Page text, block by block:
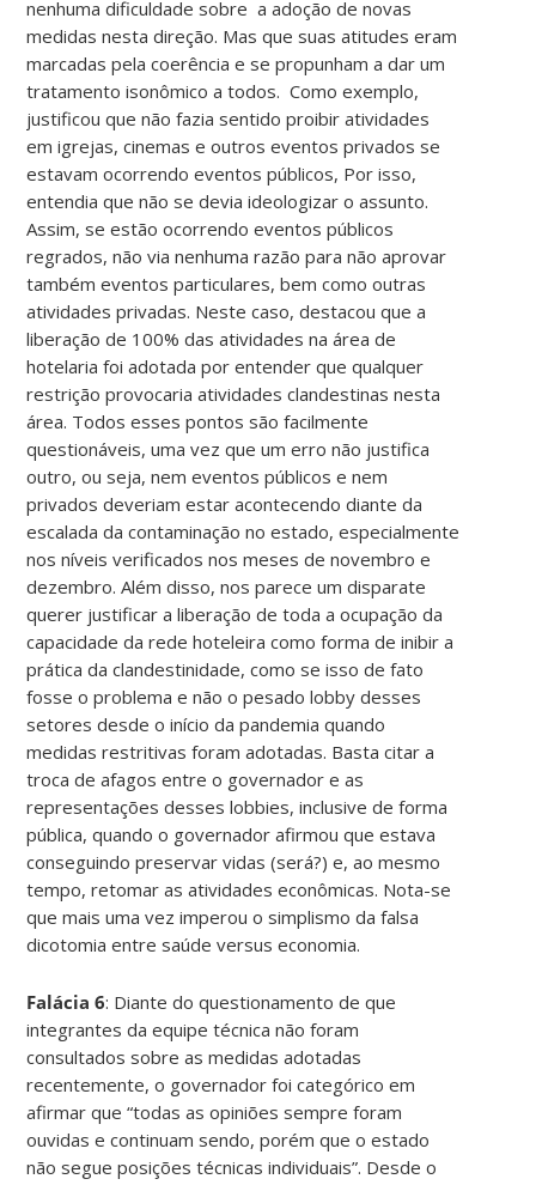
nenhuma dificuldade sobre a adoção de novas
medidas nesta direção. Mas que suas atitudes eram
marcadas pela coerência e se propunham a dar um
tratamento isonômico a todos. Como exemplo,
justificou que não fazia sentido proibir atividades
em igrejas, cinemas e outros eventos privados se
estavam ocorrendo eventos públicos, Por isso,
entendia que não se devia ideologizar o assunto.
Assim, se estão ocorrendo eventos públicos
regrados, não via nenhuma razão para não aprovar
também eventos particulares, bem como outras
atividades privadas. Neste caso, destacou que a
liberação de 100% das atividades na área de
hotelaria foi adotada por entender que qualquer
restrição provocaria atividades clandestinas nesta
área. Todos esses pontos são facilmente
questionáveis, uma vez que um erro não justifica
outro, ou seja, nem eventos públicos e nem
privados deveriam estar acontecendo diante da
escalada da contaminação no estado, especialmente
nos níveis verificados nos meses de novembro e
dezembro. Além disso, nos parece um disparate
querer justificar a liberação de toda a ocupação da
capacidade da rede hoteleira como forma de inibir a
prática da clandestinidade, como se isso de fato
fosse o problema e não o pesado lobby desses
setores desde o início da pandemia quando
medidas restritivas foram adotadas. Basta citar a
troca de afagos entre o governador e as
representações desses lobbies, inclusive de forma
pública, quando o governador afirmou que estava
conseguindo preservar vidas (será?) e, ao mesmo
tempo, retomar as atividades econômicas. Nota-se
que mais uma vez imperou o simplismo da falsa
dicotomia entre saúde versus economia.
Falácia 6: Diante do questionamento de que
integrantes da equipe técnica não foram
consultados sobre as medidas adotadas
recentemente, o governador foi categórico em
afirmar que “todas as opiniões sempre foram
ouvidas e continuam sendo, porém que o estado
não segue posições técnicas individuais”. Desde o